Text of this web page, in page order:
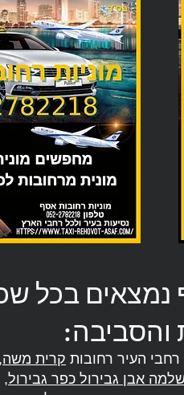
נמצאים בכל
והסביבה:
רחבי העיר רחובות קרית משה
אבן גבירול כפר גבירול,